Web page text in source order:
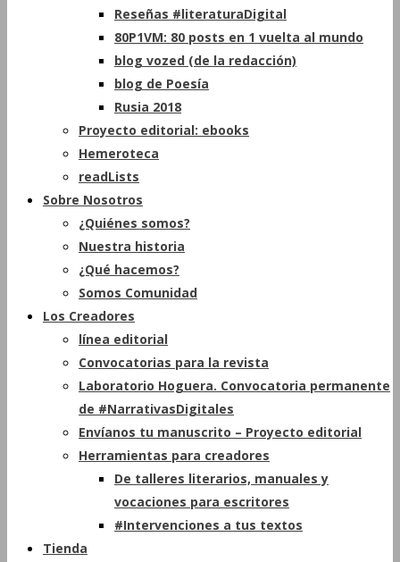
Reseñas #literaturaDigital
80P1VM: 80 posts en 1 vuelta al mundo
blog vozed (de la redacción)
blog de Poesía
Rusia 2018
Proyecto editorial: ebooks
Hemeroteca
readLists
Sobre Nosotros
¿Quiénes somos?
Nuestra historia
¿Qué hacemos?
Somos Comunidad
Los Creadores
línea editorial
Convocatorias para la revista
Laboratorio Hoguera. Convocatoria permanente
de #NarrativasDigitales
Envíanos tu manuscrito – Proyecto editorial
Herramientas para creadores
De talleres literarios, manuales y
vocaciones para escritores
#Intervenciones a tus textos
Tienda